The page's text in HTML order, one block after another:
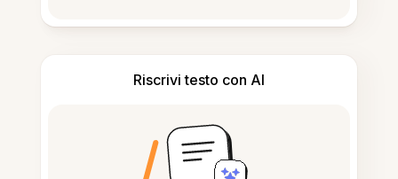
Riscrivi testo con AI